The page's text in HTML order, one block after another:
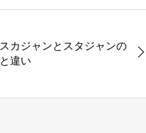
スカジャンとスタジャンの
と違い